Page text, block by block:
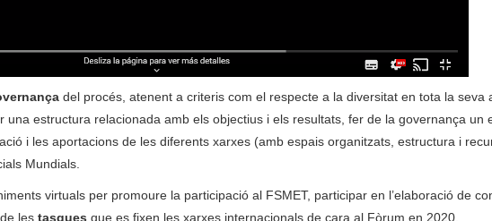
del procés, atenent a criteris com el respecte a la diversitat en tota la seva
una estructura relacionada amb els objectius i els resultats, fer de la governança un
i les aportacions de les diferents xarxes (amb espais organitzats, estructura i
Mundials.
virtuals per promoure la participació al FSMET, participar en l’elaboració de
les tasques que es fixen les xarxes internacionals de cara al Fòrum en 2020.